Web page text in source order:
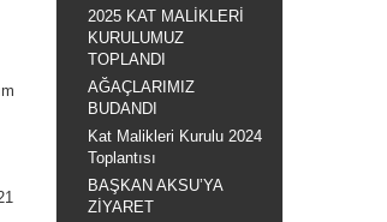
2025 KAT MALİKLERİ
KURULUMUZ
TOPLANDI
AĞAÇLARIMIZ
BUDANDI
Kat Malikleri Kurulu 2024
Toplantısı
BAŞKAN AKSU’YA
ZİYARET